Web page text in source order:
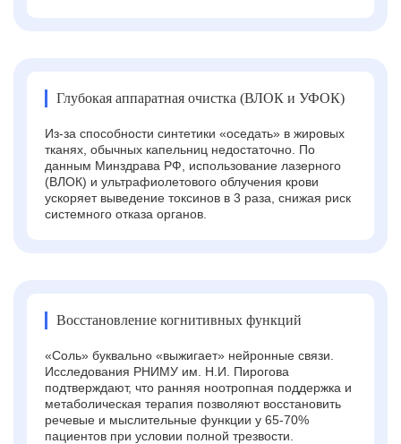
Глубокая аппаратная очистка (ВЛОК и УФОК)
Из-за способности синтетики «оседать» в жировых
тканях, обычных капельниц недостаточно. По
данным Минздрава РФ, использование лазерного
(ВЛОК) и ультрафиолетового облучения крови
ускоряет выведение токсинов в 3 раза, снижая риск
системного отказа органов.
Восстановление когнитивных функций
«Соль» буквально «выжигает» нейронные связи.
Исследования РНИМУ им. Н.И. Пирогова
подтверждают, что ранняя ноотропная поддержка и
метаболическая терапия позволяют восстановить
речевые и мыслительные функции у 65-70%
пациентов при условии полной трезвости.